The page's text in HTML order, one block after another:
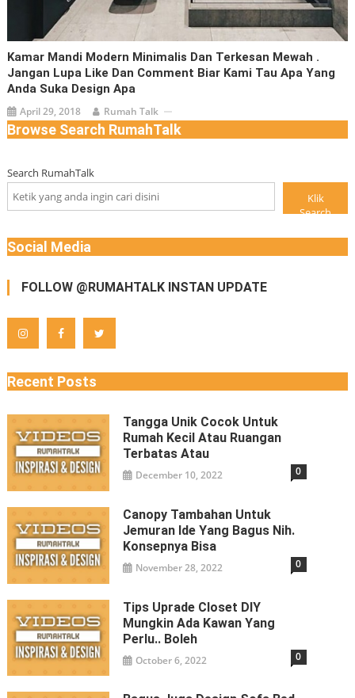
Kamar Mandi Modern Minimalis Dan Terkesan Mewah .
Jangan Lupa Like Dan Comment Biar Kami Tau Apa Yang
Anda Suka Design Apa
April 29, 2018 Rumah Talk
Browse Search RumahTalk
Search RumahTalk
Klik
Search
Social Media
FOLLOW @RUMAHTALK INSTAN UPDATE
Recent Posts
Tangga Unik Cocok Untuk
Rumah Kecil Atau Ruangan
Terbatas Atau
December 10, 2022 0
Canopy Tambahan Untuk
Jemuran Ide Yang Bagus Nih.
Konsepnya Bisa
November 28, 2022 0
Tips Uprade Closet DIY
Mungkin Ada Kawan Yang
Perlu.. Boleh
October 6, 2022 0